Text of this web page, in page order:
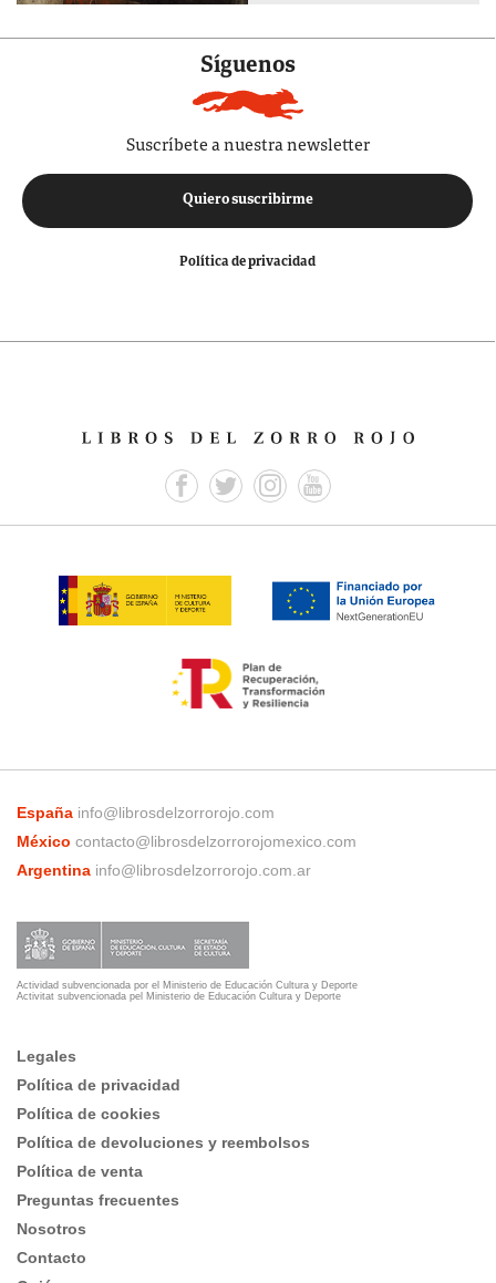
Síguenos
Suscríbete a nuestra newsletter
Quiero suscribirme
Política de privacidad
España info@librosdelzorrorojo.com
México contacto@librosdelzorrorojomexico.com
Argentina info@librosdelzorrorojo.com.ar
Actividad subvencionada por el Ministerio de Educación Cultura y Deporte
Activitat subvencionada pel Ministerio de Educación Cultura y Deporte
Legales
Política de privacidad
Política de cookies
Política de devoluciones y reembolsos
Política de venta
Preguntas frecuentes
Nosotros
Contacto